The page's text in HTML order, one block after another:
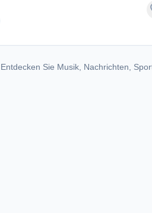
for News-Talk 1040 - WZSK
Sie Musik, Nachrichten,